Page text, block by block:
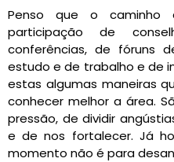
Penso que o
participação de
conferências, de fóruns
estudo e de trabalho e de
estas algumas maneiras
conhecer melhor a área.
pressão, de dividir
e de nos fortalecer. Já
momento não é para